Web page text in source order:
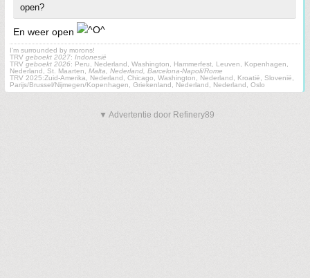
open?
En weer open
I'm surrounded by morons!
TRV geboekt 2027: Indonesië
TRV geboekt 2026: Peru, Nederland, Washington, Hammerfest, Leuven, Kopenhagen,
Nederland, St. Maarten, Malta, Nederland, Barcelona-Napoli/Rome
TRV 2025:Zuid-Amerika, Nederland, Chicago, Washington, Nederland, Kroatië, Slovenië,
Parijs/Brussel/Nijmegen/Kopenhagen, Griekenland, Nederland, Nederland, Oslo
▼ Advertentie door Refinery89